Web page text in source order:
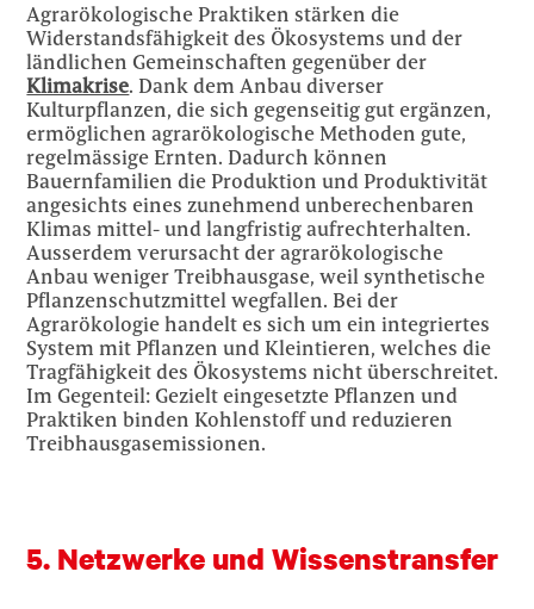
Agrarökologische Praktiken stärken die
Widerstandsfähigkeit des Ökosystems und der
ländlichen Gemeinschaften gegenüber der
Klimakrise. Dank dem Anbau diverser
Kulturpflanzen, die sich gegenseitig gut ergänzen,
ermöglichen agrarökologische Methoden gute,
regelmässige Ernten. Dadurch können
Bauernfamilien die Produktion und Produktivität
angesichts eines zunehmend unberechenbaren
Klimas mittel- und langfristig aufrechterhalten.
Ausserdem verursacht der agrarökologische
Anbau weniger Treibhausgase, weil synthetische
Pflanzenschutzmittel wegfallen. Bei der
Agrarökologie handelt es sich um ein integriertes
System mit Pflanzen und Kleintieren, welches die
Tragfähigkeit des Ökosystems nicht überschreitet.
Im Gegenteil: Gezielt eingesetzte Pflanzen und
Praktiken binden Kohlenstoff und reduzieren
Treibhausgasemissionen.
5. Netzwerke und Wissenstransfer